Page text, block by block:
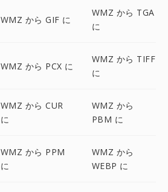
WMZ から GIF に
WMZ から TGA
に
WMZ から PCX に
WMZ から TIFF
に
WMZ から CUR
に
WMZ から
PBM に
WMZ から PPM
に
WMZ から
WEBP に